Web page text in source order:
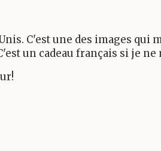
C'est une des images qui
un cadeau français si je ne